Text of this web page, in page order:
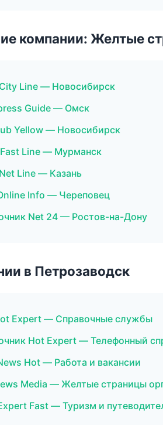
компании: Желтые
Line — Новосибирск
Guide — Омск
Yellow — Новосибирск
Line — Мурманск
Line — Казань
Info — Череповец
Net 24 — Ростов-на-Дону
в Петрозаводск
Expert — Справочные службы
Hot Expert — Телефонный
Hot — Работа и вакансии
Media — Желтые страницы
Fast — Туризм и